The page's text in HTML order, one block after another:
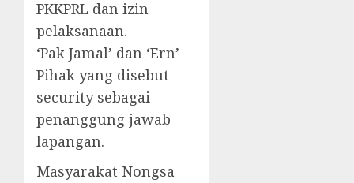
PKKPRL dan izin
pelaksanaan.
‘Pak Jamal’ dan ‘Ern’
Pihak yang disebut
security sebagai
penanggung jawab
lapangan.
Masyarakat Nongsa